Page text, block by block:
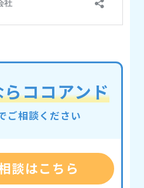
ココアンド
ご相談ください
談はこちら